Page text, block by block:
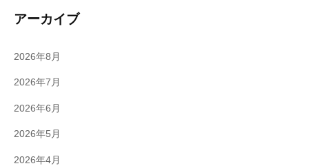
アーカイブ
2026年8月
2026年7月
2026年6月
2026年5月
2026年4月